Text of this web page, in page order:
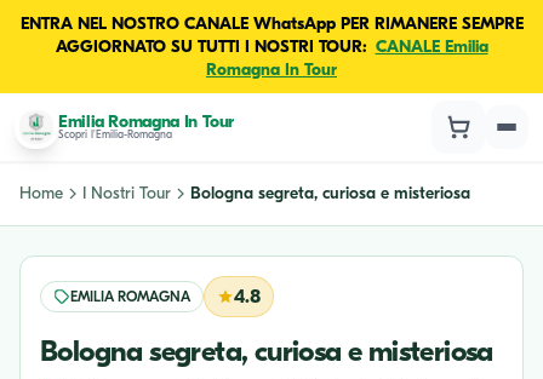
ENTRA NEL NOSTRO CANALE WhatsApp PER RIMANERE SEMPRE
AGGIORNATO SU TUTTI I NOSTRI TOUR: CANALE Emilia
Romagna In Tour
Emilia Romagna In Tour
Scopri l'Emilia-Romagna
Home I Nostri Tour Bologna segreta, curiosa e misteriosa
EMILIA ROMAGNA 4.8
Bologna segreta, curiosa e misteriosa